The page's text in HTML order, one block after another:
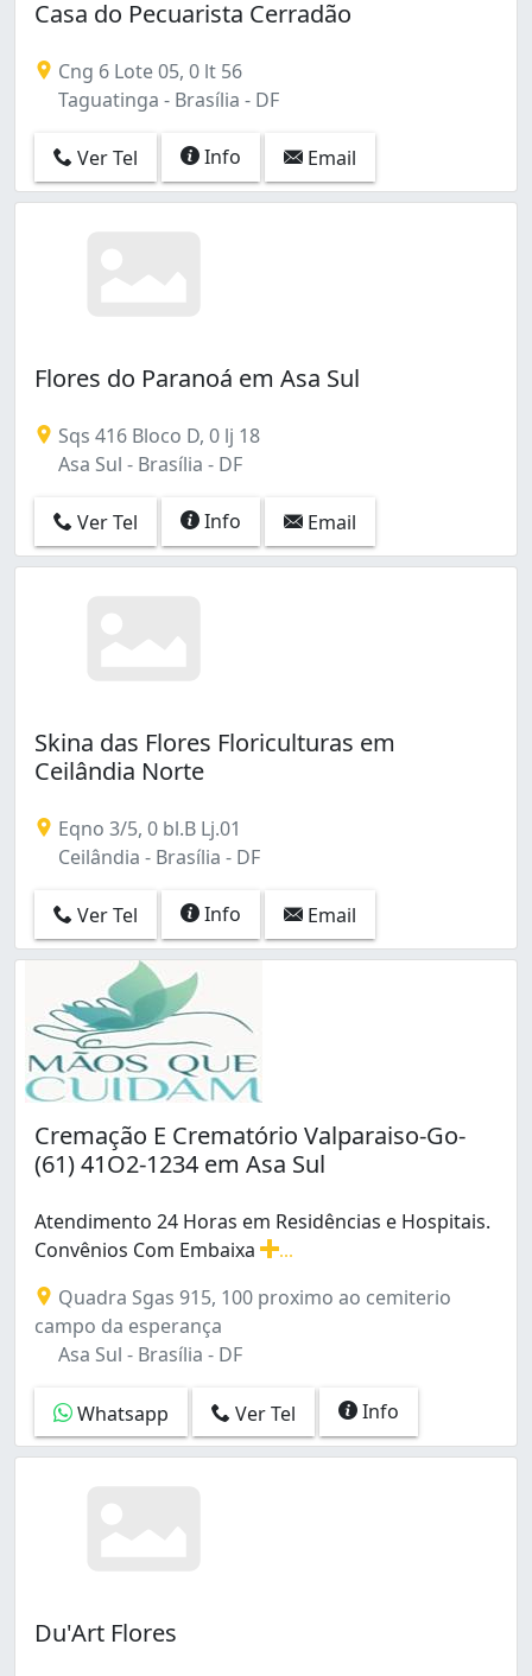
Casa do Pecuarista Cerradão
Cng 6 Lote 05, 0 lt 56
Taguatinga - Brasília - DF
Ver Tel Info Email
Flores do Paranoá em Asa Sul
Sqs 416 Bloco D, 0 lj 18
Asa Sul - Brasília - DF
Ver Tel Info Email
Skina das Flores Floriculturas em
Ceilândia Norte
Eqno 3/5, 0 bl.B Lj.01
Ceilândia - Brasília - DF
Ver Tel Info Email
Cremação E Crematório Valparaiso-Go-
(61) 41O2-1234 em Asa Sul
Atendimento 24 Horas em Residências e Hospitais.
Convênios Com Embaixa
Quadra Sgas 915, 100 proximo ao cemiterio
campo da esperança
Asa Sul - Brasília - DF
Whatsapp Ver Tel Info
Du'Art Flores